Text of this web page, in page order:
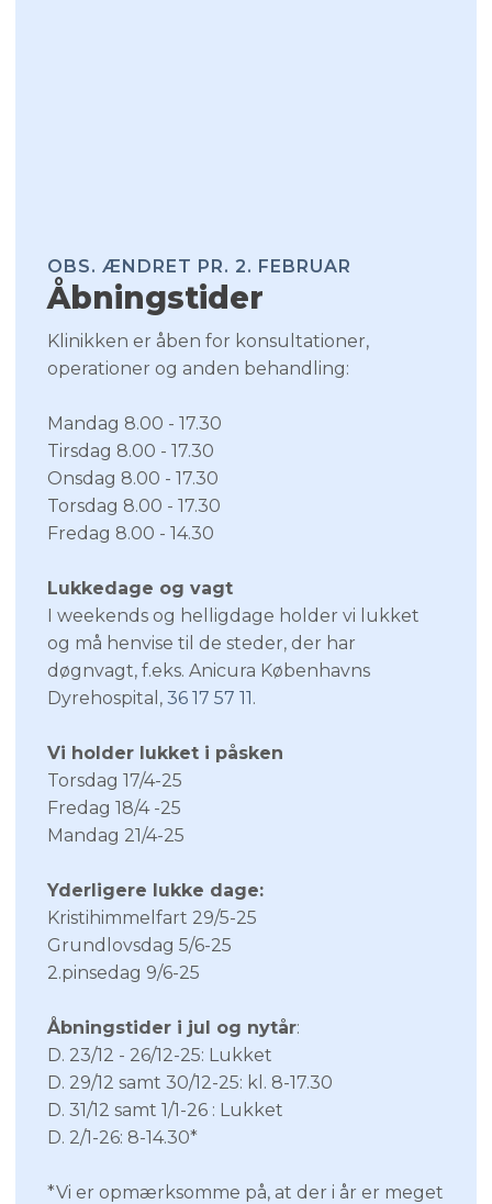
OBS. ÆNDRET PR. 2. FEBRUAR​
Åbningstider​
​Klinikken er åben for konsultationer,
operationer og anden behandling:
​Mandag 8.00 - 17.30
​Tirsdag 8.00 - 17.30
​Onsdag 8.00 - 17.30
​Torsdag 8.00 - 17.30
Fredag 8.00 - 14.30
Lukkedage og vagt
I weekends og helligdage holder vi lukket
og må henvise til de steder, der har
døgnvagt, f.eks. Anicura Københavns
Dyrehospital,36 17 57 11.
Vi holder lukket i påsken
Torsdag 17/4-25
Fredag 18/4 -25
Mandag 21/4-25​
Yderligere lukke dage:
Kristihimmelfart 29/5-25
Grundlovsdag 5/6-25
2.pinsedag 9/6-25
Åbningstider i jul og nytår:
D. 23/12 - 26/12-25: Lukket
D. 29/12 samt 30/12-25: kl. 8-17.30
D. 31/12 samt 1/1-26 : Lukket
D. 2/1-26: 8-14.30*
*Vi er opmærksomme på, at der i år er meget